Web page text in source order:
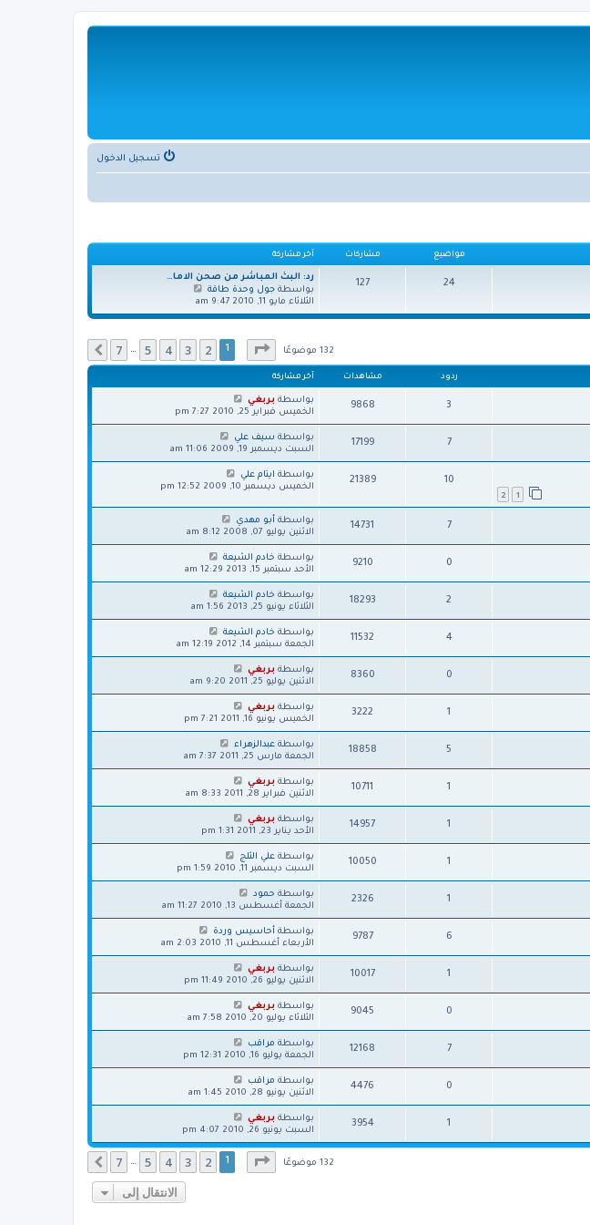
تسجيل الدخول
مواضيع مشاركات آخر مشاركة
24
127
رد: البث المباشر من صحن الاما…
بواسطة جول وحدة طاقة
ه
خ
ر
ر
الثلاثاء مايو 11, 2010 9:47 am
132 موضوعًا صفحة من7
1
2
3
4
5
…
7 التالي
ردود مشاهدات آخر مشاركة
3
9868 بواسطة بربغي
الخميس فبراير 25, 2010 7:27 pm
7
17199 بواسطة سيف علي
السبت ديسمبر 19, 2009 11:06 am
1
2
10
21389 بواسطة ايتام علي
الخميس ديسمبر 10, 2009 12:52 pm
7
14731 بواسطة أبو مهدي
الاثنين يوليو 07, 2008 8:12 am
0
9210 بواسطة خادم الشيعة
الأحد سبتمبر 15, 2013 12:29 am
2
18293 بواسطة خادم الشيعة
الثلاثاء يونيو 25, 2013 1:56 am
4
11532 بواسطة خادم الشيعة
الجمعة سبتمبر 14, 2012 12:19 am
0
8360 بواسطة بربغي
الاثنين يوليو 25, 2011 9:20 am
1
3222 بواسطة بربغي
الخميس يونيو 16, 2011 7:21 pm
5
18858 بواسطة عبدالزهراء
الجمعة مارس 25, 2011 7:37 am
1
10711 بواسطة بربغي
الاثنين فبراير 28, 2011 8:33 am
1
14957 بواسطة بربغي
الأحد يناير 23, 2011 1:31 pm
1
10050 بواسطة علي الثلج
السبت ديسمبر 11, 2010 1:59 pm
1
2326 بواسطة حمود
الجمعة أغسطس 13, 2010 11:27 am
6
9787 بواسطة أحاسيس وردة
الأربعاء أغسطس 11, 2010 2:03 am
1
10017 بواسطة بربغي
الاثنين يوليو 26, 2010 11:49 pm
0
9045 بواسطة بربغي
الثلاثاء يوليو 20, 2010 7:58 am
7
12168 بواسطة مراقب
الجمعة يوليو 16, 2010 12:31 pm
0
4476 بواسطة مراقب
الاثنين يونيو 28, 2010 1:45 am
1
3954 بواسطة بربغي
السبت يونيو 26, 2010 4:07 pm
132 موضوعًا صفحة من7
1
2
3
4
5
…
7 التالي
الانتقال إلى